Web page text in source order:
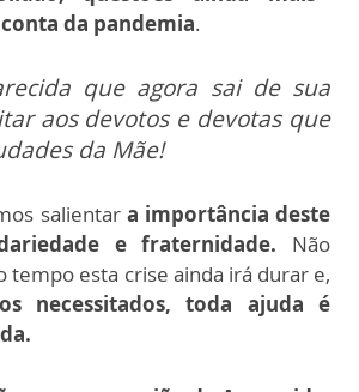
da pandemia.
que agora sai de sua
aosdevotos e devotas que
da Mãe!
salientar a importância deste
e fraternidade. Não
tempo esta crise ainda irá durar e,
necessitados, toda ajuda é